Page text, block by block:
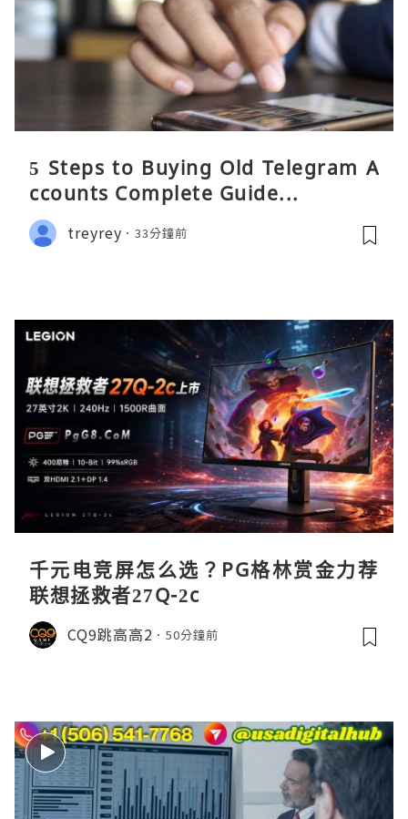
5 Steps to Buying Old Telegram A
ccounts Complete Guide...
treyrey 33分鐘前
千元电竞屏怎么选？PG格林赏金力荐
联想拯救者27Q-2c
CQ9跳高高2 50分鐘前